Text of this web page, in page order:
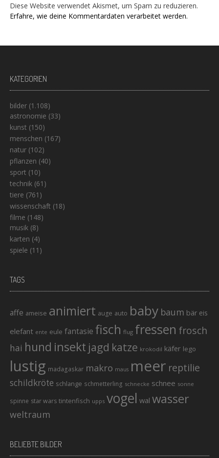
Diese Website verwendet Akismet, um Spam zu reduzieren.
Erfahre, wie deine Kommentardaten verarbeitet werden.
KATEGORIEN
bilder (1.108)
astronomie (33)
kunst (150)
menschen (167)
natur (102)
pflanzen (40)
sport (10)
technik (61)
tiere (761)
wissenschaft (18)
filme (148)
musik (8)
karten (4)
spiele (11)
TAGS
affe ameise animiert auge auto baby baum bär eis
elefant ente eule fantasie fisch flug fressen frosch
hai hund insekt jagd katze krokodil käfer lego
lustig madagaskar makro maus meer reptilie
schildkröte schlange schmetterling schnecke schnee sonne
spinne star wars tintenfisch upps vogel wal wasser
weltraum
BELIEBTE BILDER